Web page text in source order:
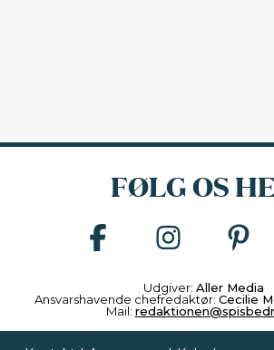
FØLG OS
Udgiver: Aller Media
Ansvarshavende chefredaktør: Cecilie
Mail: